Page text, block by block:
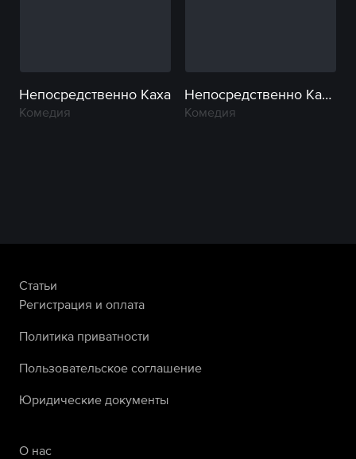
Непосредственно Каха
Комедия
Непосредственно Каха. Женитьба
Комедия
Статьи
Регистрация и оплата
Политика приватности
Пользовательское соглашение
Юридические документы
О нас